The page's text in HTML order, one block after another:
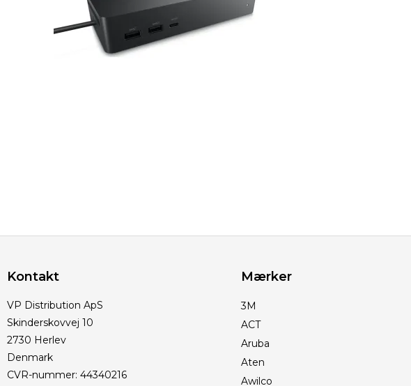
Kontakt
VP Distribution ApS
Skinderskovvej 10
2730 Herlev
Denmark
CVR-nummer: 44340216
Mærker
3M
ACT
Aruba
Aten
Awilco